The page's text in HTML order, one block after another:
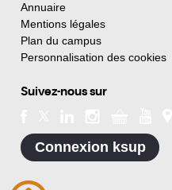
Annuaire
Mentions légales
Plan du campus
Personnalisation des cookies
Suivez-nous sur
Connexion ksup